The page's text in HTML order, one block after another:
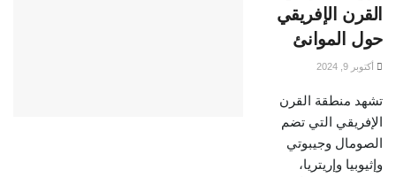
القرن الإفريقي
حول الموانئ
أكتوبر 9, 2024
تشهد منطقة القرن
الإفريقي التي تضم
الصومال وجيبوتي
وإثيوبيا وإريتريا،